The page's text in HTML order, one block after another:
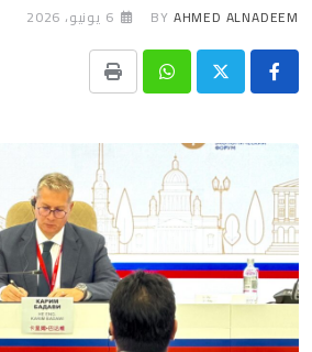
BY AHMED ALNADEEM 6 يونيو، 2026
Whatsapp
Print